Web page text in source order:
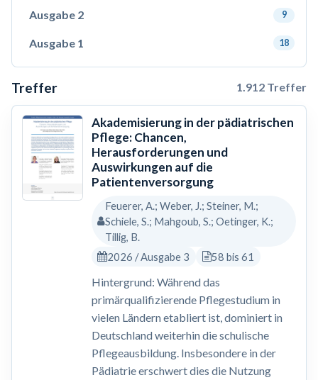
Ausgabe 2 9
Ausgabe 1 18
Treffer 1.912 Treffer
Akademisierung in der pädiatrischen
Pflege: Chancen,
Herausforderungen und
Auswirkungen auf die
Patientenversorgung
Feuerer, A.; Weber, J.; Steiner, M.;
Schiele, S.; Mahgoub, S.; Oetinger, K.;
Tillig, B.
2026 / Ausgabe 3
58 bis 61
Hintergrund: Während das
primärqualifizierende Pflegestudium in
vielen Ländern etabliert ist, dominiert in
Deutschland weiterhin die schulische
Pflegeausbildung. Insbesondere in der
Pädiatrie erschwert dies die Nutzung